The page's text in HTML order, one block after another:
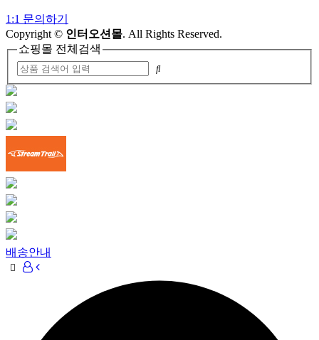
1:1 문의하기
Copyright © 인터오션몰. All Rights Reserved.
쇼핑몰 전체검색
배송안내